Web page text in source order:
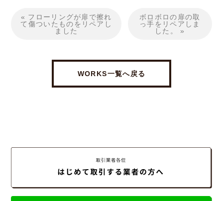
« フローリングが扉で擦れ
て傷ついたものをリペアし
ました
ボロボロの扉の取
っ手をリペアしま
した。 »
WORKS一覧へ戻る